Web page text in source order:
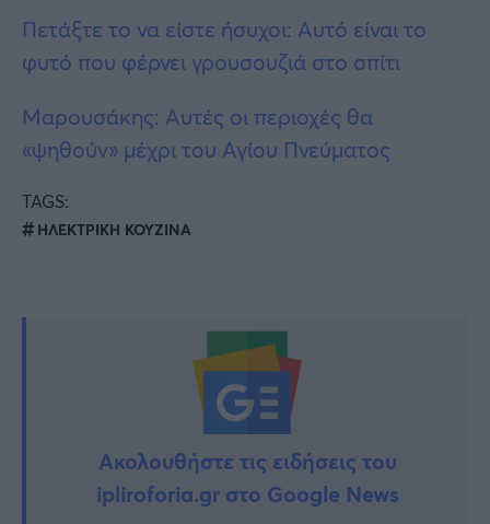
Πετάξτε το να είστε ήσυχοι: Αυτό είναι το
φυτό που φέρνει γρουσουζιά στο σπίτι
Μαρουσάκης: Αυτές οι περιοχές θα
«ψηθούν» μέχρι του Αγίου Πνεύματος
TAGS:
ΗΛΕΚΤΡΙΚΗ ΚΟΥΖΙΝΑ
Ακολουθήστε τις ειδήσεις του
ipliroforia.gr στο Google News